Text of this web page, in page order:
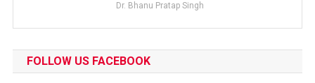
Dr. Bhanu Pratap Singh
FOLLOW US FACEBOOK